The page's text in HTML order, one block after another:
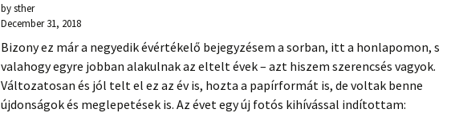
by sther
December 31, 2018
Bizony ez már a negyedik évértékelő bejegyzésem a sorban, itt a honlapomon, s
valahogy egyre jobban alakulnak az eltelt évek – azt hiszem szerencsés vagyok.
Változatosan és jól telt el ez az év is, hozta a papírformát is, de voltak benne
újdonságok és meglepetések is. Az évet egy új fotós kihívással indítottam: